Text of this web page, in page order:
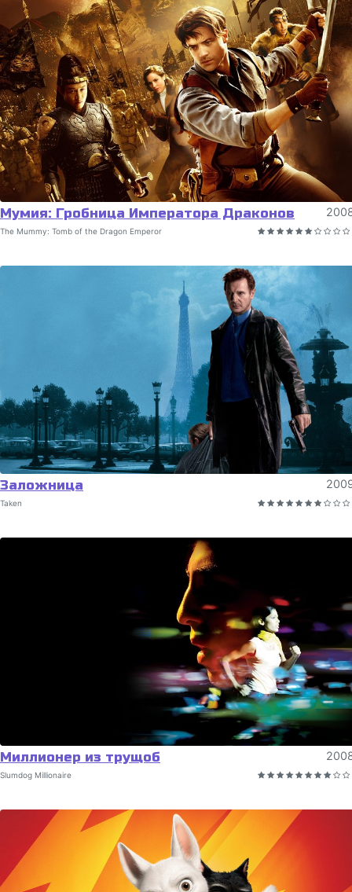
Мумия: Гробница Императора Драконов
The Mummy: Tomb of the Dragon Emperor
Заложница
Taken
Миллионер из трущоб
Slumdog Millionaire